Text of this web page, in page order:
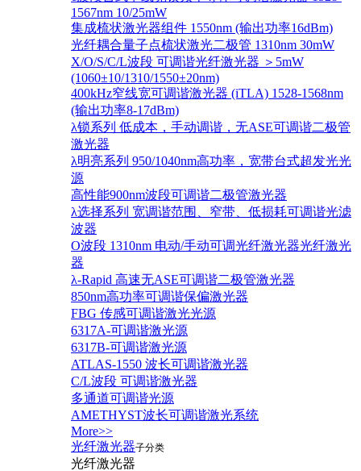
1567nm 10/25mW
集成梳状激光器组件 1550nm (输出功率16dBm)
光纤耦合量子点梳状激光二极管 1310nm 30mW
X/O/S/C/L波段 可调谐光纤激光器 ＞5mW
(1060±10/1310/1550±20nm)
400kHz窄线宽可调谐激光器 (iTLA) 1528-1568nm
(输出功率8-17dBm)
λ锁系列 低成本，手动调谐，无ASE可调谐二极管
激光器
λ明亮系列 950/1040nm高功率，宽带台式超发光光
源
高性能900nm波段可调谐二极管激光器
λ选择系列 宽调谐范围、窄带、低损耗可调谐光滤
波器
O波段 1310nm 电动/手动可调光纤激光器光纤激光
器
λ-Rapid 高速无ASE可调谐二极管激光器
850nm高功率可调谐保偏激光器
FBG 传感可调谐激光光源
6317A-可调谐激光源
6317B-可调谐激光源
ATLAS-1550 波长可调谐激光器
C/L波段 可调谐激光器
多通道可调谐光源
AMETHYST波长可调谐激光系统
More>>
光纤激光器子分类
光纤激光器